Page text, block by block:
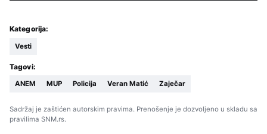
Kategorija:
Vesti
Tagovi:
ANEM MUP Policija Veran Matić Zaječar
Sadržaj je zaštićen autorskim pravima. Prenošenje je dozvoljeno u skladu sa
pravilima SNM.rs.